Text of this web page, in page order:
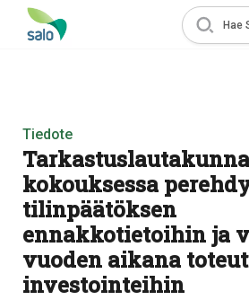
Hae
Tiedote
kokouksessa
tilinpäätöksen
ennakkotietoihin ja
vuoden aikana
investointeihin